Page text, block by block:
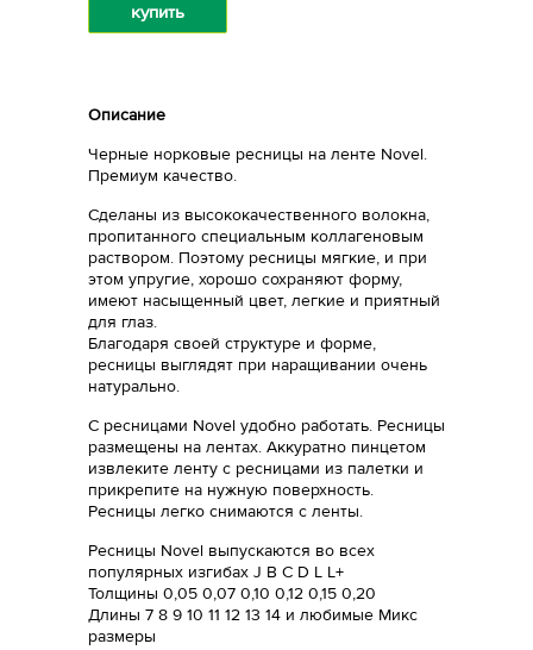
купить
Описание
Черные норковые ресницы на ленте Novel.
Премиум качество.
Сделаны из высококачественного волокна,
пропитанного специальным коллагеновым
раствором. Поэтому ресницы мягкие, и при
этом упругие, хорошо сохраняют форму,
имеют насыщенный цвет, легкие и приятный
для глаз.
Благодаря своей структуре и форме,
ресницы выглядят при наращивании очень
натурально.
С ресницами Novel удобно работать. Ресницы
размещены на лентах. Аккуратно пинцетом
извлеките ленту с ресницами из палетки и
прикрепите на нужную поверхность.
Ресницы легко снимаются с ленты.
Ресницы Novel выпускаются во всех
популярных изгибах J B C D L L+
Толщины 0,05 0,07 0,10 0,12 0,15 0,20
Длины 7 8 9 10 11 12 13 14 и любимые Микс
размеры